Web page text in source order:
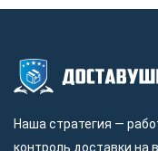
Наша стратегия —
контроль доставки на